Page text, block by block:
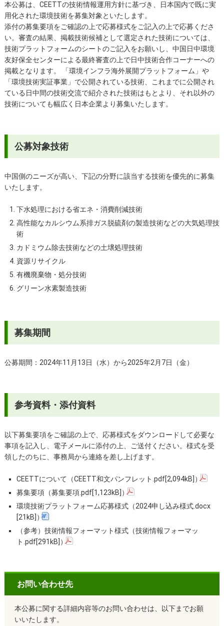
本公募は、CEETTの技術情報運用方針に基づき、日本国内で既に実
用化された環境技術を募集対象といたします。
添付の募集要項をご確認の上で応募様式をご記入の上で応募くださ
い。審査の結果、掲載技術候補として選定された技術については、
技術プラットフォームのシートのご記入をお願いし、中国日中環境
友好保全センターによる最終審査の上で日中技術合作コーナーへの
掲載となります。 「環境インフラ海外展開プラットフォーム」や
「環境技術実証事業」で公開されている技術、これまでに公開され
ている日中間の技術交流で紹介された技術はもとより、それ以外の
技術についても幅広く日本企業より募集いたします。
公募対象技術
中国側のニーズが高い、下記の分野に該当する技術を優先的に募集
いたします。
下水処理における省エネ・消費削減技術
高性能なカルシウム系排ガス脱硫剤の製造技術などの大気処理技
術
カドミウム除去技術などの土壌処理技術
資源リサイクル
有機廃棄物・処分技術
グリーン水素製造技術
募集期間
公募期間：2024年11月13日（水）から2025年2月7日（金）
参考資料・添付資料
以下募集要項をご確認の上で、応募様式をダウンロードして必要な
事項を記入し、電子メールに添付の上、ご送付ください。様式を受
領したのちに、事務局から連絡を差し上げます。
CEETTについて（CEETT和文パンフレット.pdf[2,094kB]）
募集要項（募集要項.pdf[1,123kB]）
環境技術プラットフォーム応募様式（2024申し込み様式.docx
[21kB]）
（参考）技術情報フォーマット様式（技術情報フォーマッ
ト.pdf[291kB]）
お問い合わせ先
本公募に関する詳細内容等のお問い合わせは、以下までお願
いいたします。